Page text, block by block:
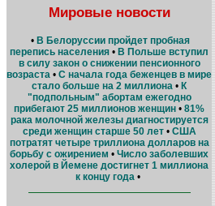
Мировые новости
• В Белоруссии пройдет пробная
перепись населения • В Польше вступил
в силу закон о снижении пенсионного
возраста • С начала года беженцев в мире
стало больше на 2 миллиона • К
"подпольным" абортам ежегодно
прибегают 25 миллионов женщин • 81%
рака молочной железы диагностируется
среди женщин старше 50 лет•США
потратят четыре триллиона долларов на
борьбу с ожирением • Число заболевших
холерой в Йемене достигнет 1 миллиона
к концу года •